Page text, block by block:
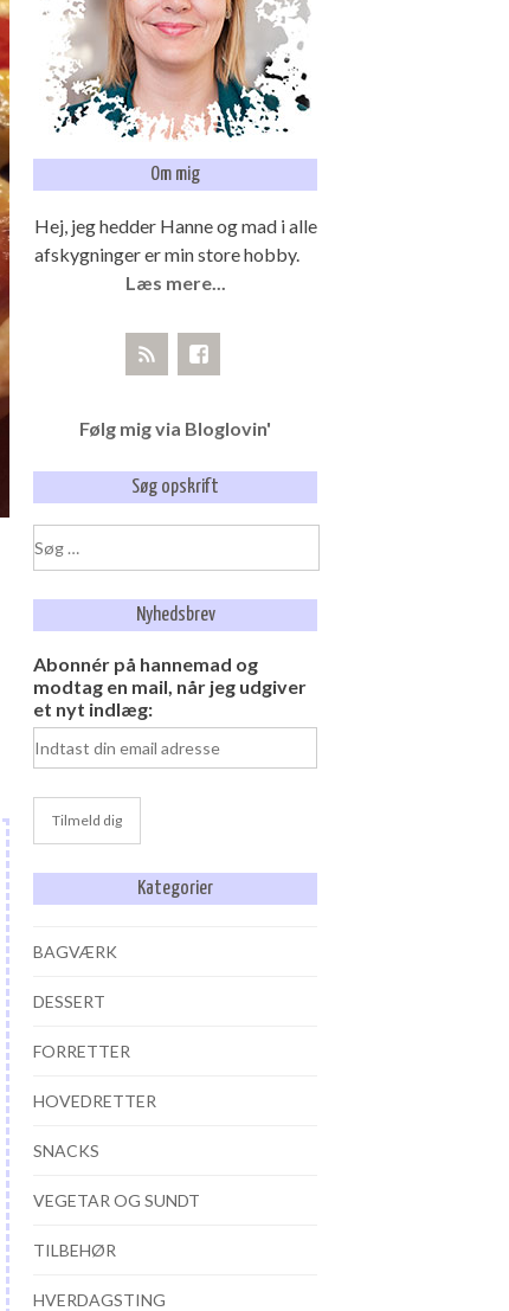
Om mig
Hej, jeg hedder Hanne og mad i alle
afskygninger er min store hobby.
Læs mere...
Følg mig via Bloglovin'
Søg opskrift
Søg
efter:
Nyhedsbrev
Abonnér på hannemad og
modtag en mail, når jeg udgiver
et nyt indlæg:
Kategorier
BAGVÆRK
DESSERT
FORRETTER
HOVEDRETTER
SNACKS
VEGETAR OG SUNDT
TILBEHØR
HVERDAGSTING